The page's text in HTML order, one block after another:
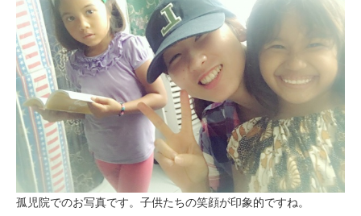
中国/海南島
ニュージーランド
ネパール
バリ
ベトナム
孤児院でのお写真です。子供たちの笑顔が印象的ですね。